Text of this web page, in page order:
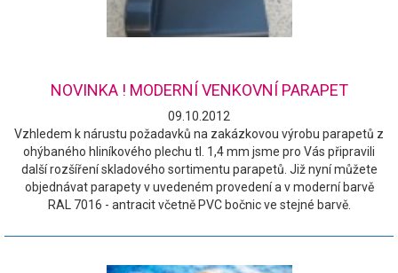
NOVINKA ! MODERNÍ VENKOVNÍ PARAPET
09.10.2012
Vzhledem k nárustu požadavků na zakázkovou výrobu parapetů z
ohýbaného hliníkového plechu tl. 1,4 mm jsme pro Vás připravili
další rozšíření skladového sortimentu parapetů. Již nyní můžete
objednávat parapety v uvedeném provedení a v moderní barvě
RAL 7016 - antracit včetně PVC bočnic ve stejné barvě.